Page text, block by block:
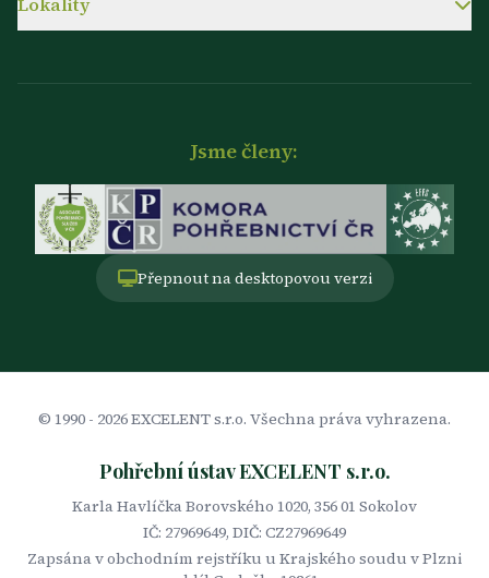
Jsme členy:
Přepnout na desktopovou verzi
© 1990 - 2026EXCELENT s.r.o. Všechna práva vyhrazena.
Pohřební ústav EXCELENT s.r.o.
Karla Havlíčka Borovského 1020, 356 01 Sokolov
IČ: 27969649, DIČ: CZ27969649
Zapsána v obchodním rejstříku u Krajského soudu v Plzni